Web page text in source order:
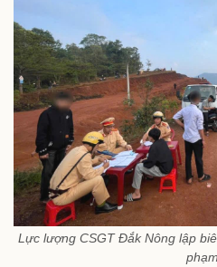
Lực lượng CSGT Đắk Nông lập
phạm